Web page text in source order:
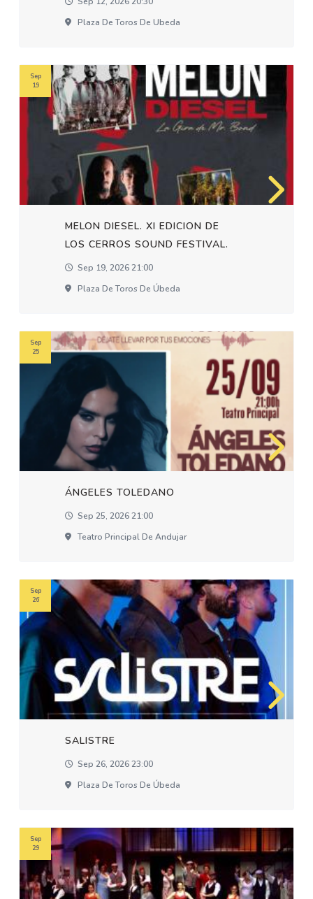
Plaza De Toros De Ubeda
MELON DIESEL. XI EDICION DE
LOS CERROS SOUND FESTIVAL.
Sep 19, 2026 21:00
Plaza De Toros De Úbeda
Sep
19
ÁNGELES TOLEDANO
Sep 25, 2026 21:00
Teatro Principal De Andujar
Sep
25
SALISTRE
Sep 26, 2026 23:00
Plaza De Toros De Úbeda
Sep
26
Sep
29